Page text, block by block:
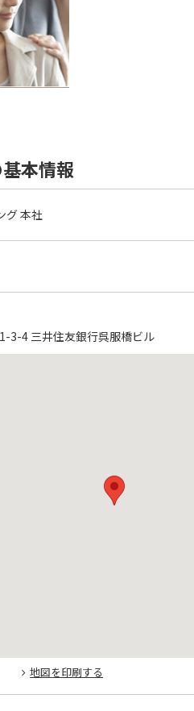
本情報
グ 本社
3-4 三井住友銀行呉服橋ビル
地図を印刷する